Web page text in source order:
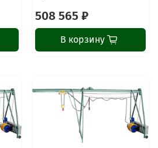
508 565 ₽
В корзину